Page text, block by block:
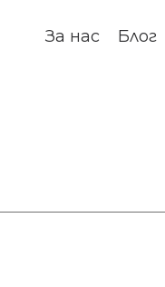
За нас Блог